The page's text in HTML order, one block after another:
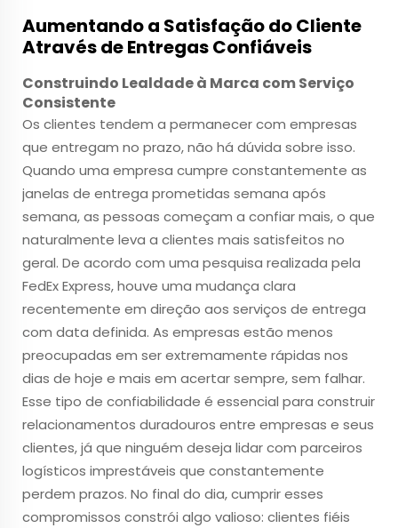
Aumentando a Satisfação do Cliente
Através de Entregas Confiáveis
Construindo Lealdade à Marca com Serviço
Consistente
Os clientes tendem a permanecer com empresas
que entregam no prazo, não há dúvida sobre isso.
Quando uma empresa cumpre constantemente as
janelas de entrega prometidas semana após
semana, as pessoas começam a confiar mais, o que
naturalmente leva a clientes mais satisfeitos no
geral. De acordo com uma pesquisa realizada pela
FedEx Express, houve uma mudança clara
recentemente em direção aos serviços de entrega
com data definida. As empresas estão menos
preocupadas em ser extremamente rápidas nos
dias de hoje e mais em acertar sempre, sem falhar.
Esse tipo de confiabilidade é essencial para construir
relacionamentos duradouros entre empresas e seus
clientes, já que ninguém deseja lidar com parceiros
logísticos imprestáveis que constantemente
perdem prazos. No final do dia, cumprir esses
compromissos constrói algo valioso: clientes fiéis